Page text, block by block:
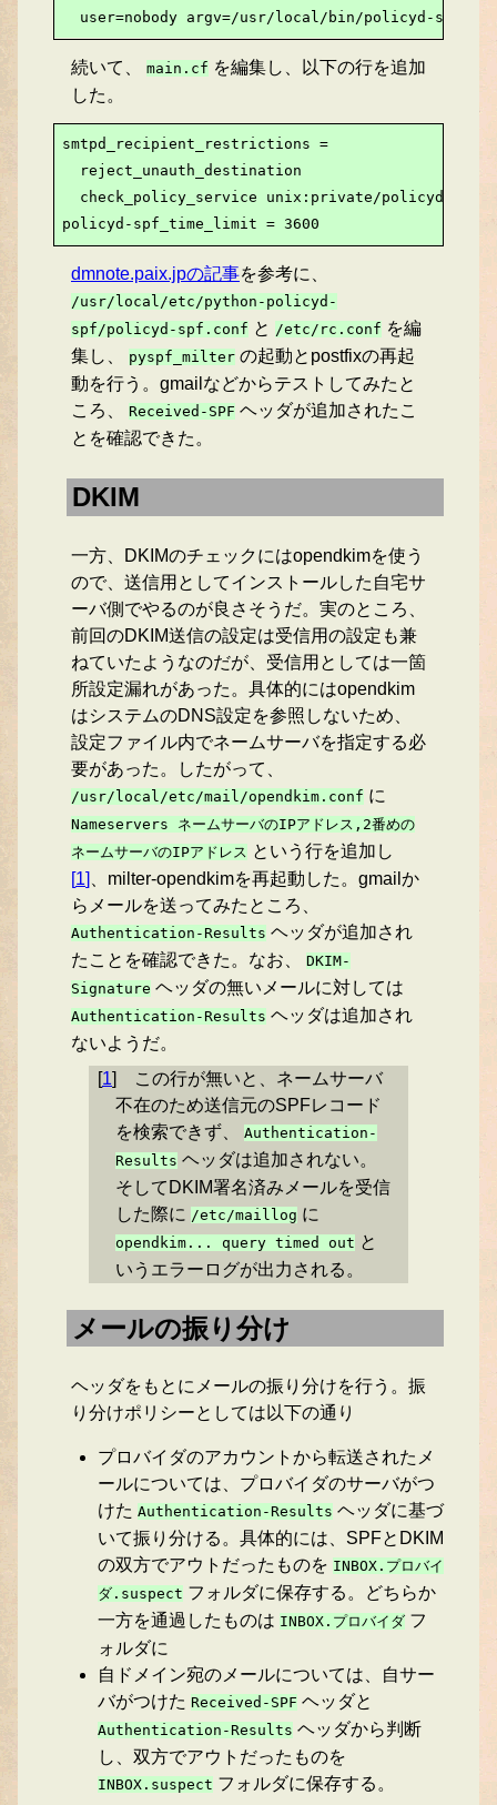
  user=nobody argv=/usr/local/bin/policyd-spf
続いて、 main.cf を編集し、以下の行を追加
した。
smtpd_recipient_restrictions =
  reject_unauth_destination
  check_policy_service unix:private/policyd-spf
policyd-spf_time_limit = 3600
dmnote.paix.jpの記事を参考に、
/usr/local/etc/python-policyd-
spf/policyd-spf.conf と /etc/rc.conf を編
集し、
pyspf_milter の起動とpostfixの再起
動を行う。gmailなどからテストしてみたと
ころ、 Received-SPF ヘッダが追加されたこ
とを確認できた。
DKIM
一方、DKIMのチェックにはopendkimを使う
ので、送信用としてインストールした自宅サ
ーバ側でやるのが良さそうだ。実のところ、
前回のDKIM送信の設定は受信用の設定も兼
ねていたようなのだが、受信用としては一箇
所設定漏れがあった。具体的にはopendkim
はシステムのDNS設定を参照しないため、
設定ファイル内でネームサーバを指定する必
要があった。したがって、
/usr/local/etc/mail/opendkim.conf に
Nameservers ネームサーバのIPアドレス,2番めの
ネームサーバのIPアドレス という行を追加し
[1]
、milter-opendkimを再起動した。gmailか
らメールを送ってみたところ、
Authentication-Results ヘッダが追加され
たことを確認できた。なお、 DKIM-
Signature ヘッダの無いメールに対しては
Authentication-Results ヘッダは追加され
ないようだ。
[1]
この行が無いと、ネームサーバ
不在のため送信元のSPFレコード
を検索できず、 Authentication-
Results ヘッダは追加されない。
そしてDKIM署名済みメールを受信
した際に /etc/maillog に
opendkim... query timed out と
いうエラーログが出力される。
メールの振り分け
ヘッダをもとにメールの振り分けを行う。振
り分けポリシーとしては以下の通り
プロバイダのアカウントから転送されたメ
ールについては、プロバイダのサーバがつ
けた Authentication-Results ヘッダに基づ
いて振り分ける。具体的には、SPFとDKIM
の双方でアウトだったものを INBOX.プロバイ
ダ.suspect フォルダに保存する。どちらか
一方を通過したものは INBOX.プロバイダ フ
ォルダに
自ドメイン宛のメールについては、自サー
バがつけた Received-SPF ヘッダと
Authentication-Results ヘッダから判断
し、双方でアウトだったものを
INBOX.suspect フォルダに保存する。